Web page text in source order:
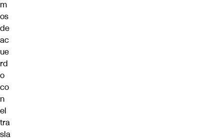
m
os
de
ac
ue
rd
o
co
n
el
tra
sla